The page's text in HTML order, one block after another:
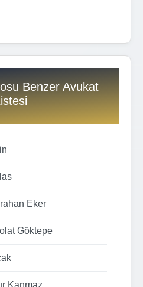
Benzer Avukat
Eker
Göktepe
Kanmaz